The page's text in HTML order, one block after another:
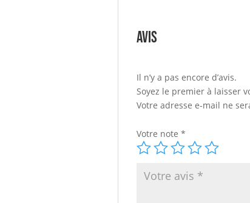
Avis
Il n’y a pas encore d’avis.
Soyez le premier à laisser
Votre adresse e-mail ne
Votre note *